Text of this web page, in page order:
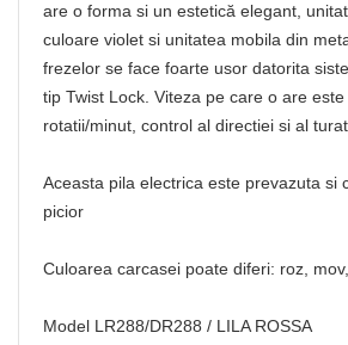
are o forma si un estetică elegant,
culoare violet si unitatea mobila din
frezelor se face foarte usor datorita
tip Twist Lock. Viteza pe care o are
rotatii/minut, control al directiei si al
Aceasta pila electrica este prevazuta si
picior
Culoarea carcasei poate diferi: roz,
Model LR288/DR288 / LILA ROSSA